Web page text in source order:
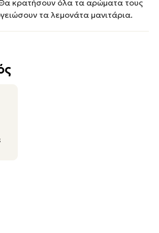
κρατήσουν όλα τα αρώματα τους
τα λεμονάτα μανιτάρια.